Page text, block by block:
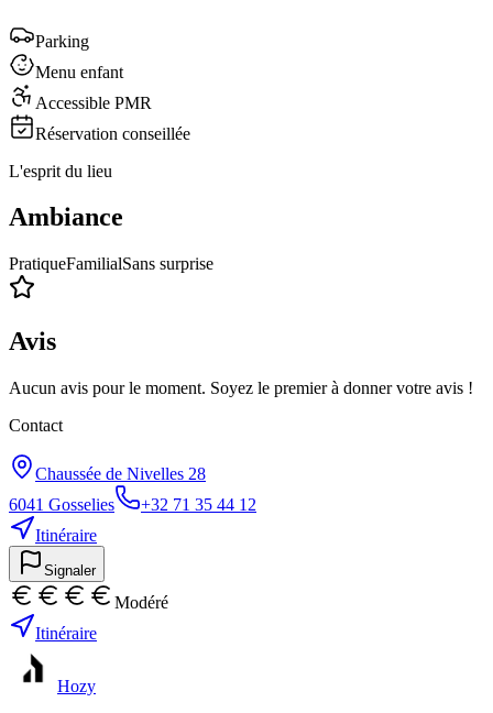
Parking
Menu enfant
Accessible PMR
Réservation conseillée
L'esprit du lieu
Ambiance
PratiqueFamilialSans surprise
Avis
Aucun avis pour le moment. Soyez le premier à donner votre avis !
Contact
Chaussée de Nivelles 28
6041 Gosselies
+32 71 35 44 12
Itinéraire
Signaler
Modéré
Itinéraire
Hozy